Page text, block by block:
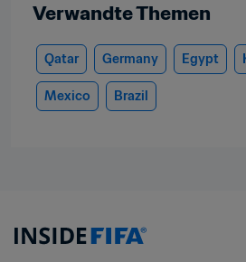
Verwandte Themen
Qatar Germany Egypt
Mexico Brazil